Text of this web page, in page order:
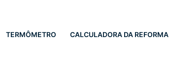
TERMÔMETRO CALCULADORA DA REFORMA